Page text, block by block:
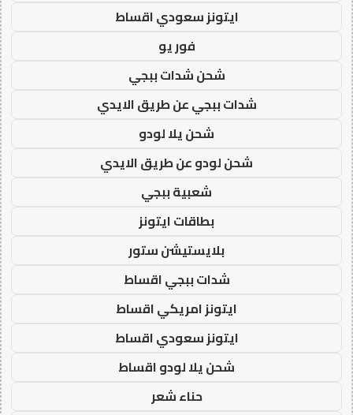
ايتونز سعودي اقساط
فور يو
شحن شدات ببجي
شدات ببجي عن طريق الايدي
شحن يلا لودو
شحن لودو عن طريق الايدي
شعبية ببجي
بطاقات ايتونز
بلايستيشن ستور
شدات ببجي اقساط
ايتونز امريكي اقساط
ايتونز سعودي اقساط
شحن يلا لودو اقساط
حناء شعر